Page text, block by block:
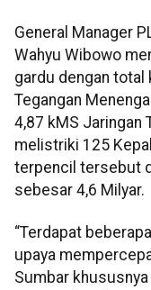
General Manager
Wahyu Wibowo
gardu dengan total
Tegangan
4,87 kMS Jaringan
melistriki 125
terpencil tersebut
sebesar 4,6 Milyar.
“Terdapat
upaya
Sumbar